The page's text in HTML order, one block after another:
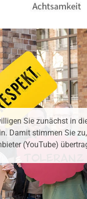
Sie zunächst in
Damit stimmen Sie
(YouTube)